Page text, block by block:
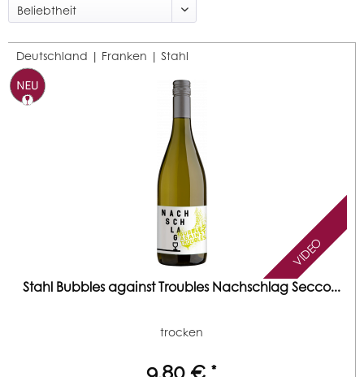
Deutschland | Franken |Stahl
VIDEO
Stahl Bubbles against Troubles Nachschlag Secco...
trocken